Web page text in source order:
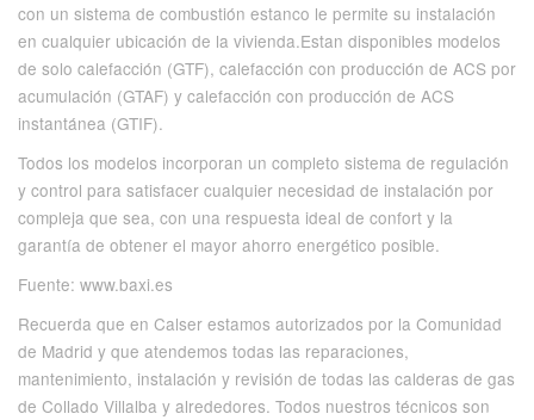
con un sistema de combustión estanco le permite su instalación
en cualquier ubicación de la vivienda.Estan disponibles modelos
de solo calefacción (GTF), calefacción con producción de ACS por
acumulación (GTAF) y calefacción con producción de ACS
instantánea (GTIF).
Todos los modelos incorporan un completo sistema de regulación
y control para satisfacer cualquier necesidad de instalación por
compleja que sea, con una respuesta ideal de confort y la
garantía de obtener el mayor ahorro energético posible.
Fuente: www.baxi.es
Recuerda que en Calser estamos autorizados por la Comunidad
de Madrid y que atendemos todas las reparaciones,
mantenimiento, instalación y revisión de todas las calderas de gas
de Collado Villalba y alrededores. Todos nuestros técnicos son